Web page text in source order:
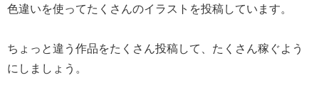
色違いを使ってたくさんのイラストを投稿しています。
ちょっと違う作品をたくさん投稿して、たくさん稼ぐよう
にしましょう。